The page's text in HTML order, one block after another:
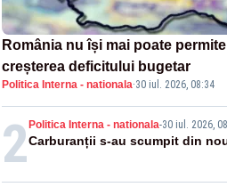
România nu își mai poate permite
creșterea deficitului bugetar
Politica Interna - nationala·30 iul. 2026, 08:34
2 Politica Interna - nationala-30 iul. 2026,
Carburanții s-au scumpit din